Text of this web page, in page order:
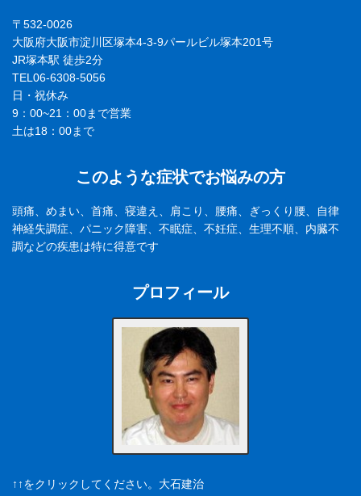
〒532-0026
大阪府大阪市淀川区塚本4-3-9パールビル塚本201号
JR塚本駅 徒歩2分
TEL06-6308-5056
日・祝休み
9：00~21：00まで営業
土は18：00まで
このような症状でお悩みの方
頭痛、めまい、首痛、寝違え、肩こり、腰痛、ぎっくり腰、自律
神経失調症、パニック障害、不眠症、不妊症、生理不順、内臓不
調などの疾患は特に得意です
プロフィール
↑↑をクリックしてください。大石建治